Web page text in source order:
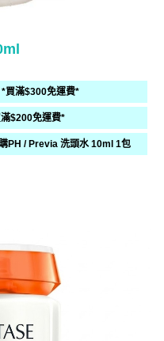
買滿$300免運費*
$200免運費*
PH / Previa 洗頭水 10ml 1包